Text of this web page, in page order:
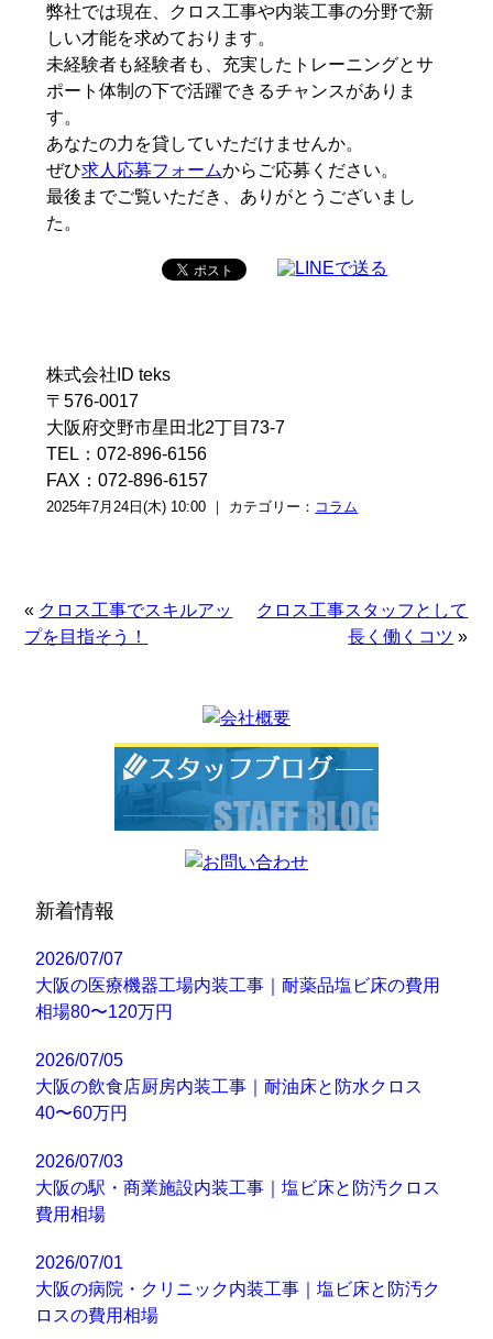
弊社では現在、クロス工事や内装工事の分野で新
しい才能を求めております。
未経験者も経験者も、充実したトレーニングとサ
ポート体制の下で活躍できるチャンスがありま
す。
あなたの力を貸していただけませんか。
ぜひ求人応募フォームからご応募ください。
最後までご覧いただき、ありがとうございまし
た。
株式会社ID teks
〒576-0017
大阪府交野市星田北2丁目73-7
TEL：072-896-6156
FAX：072-896-6157
2025年7月24日(木) 10:00 ｜ カテゴリー： コラム
« クロス工事でスキルアッ
プを目指そう！
クロス工事スタッフとして
長く働くコツ »
新着情報
2026/07/07
大阪の医療機器工場内装工事｜耐薬品塩ビ床の費用
相場80〜120万円
2026/07/05
大阪の飲食店厨房内装工事｜耐油床と防水クロス
40〜60万円
2026/07/03
大阪の駅・商業施設内装工事｜塩ビ床と防汚クロス
費用相場
2026/07/01
大阪の病院・クリニック内装工事｜塩ビ床と防汚ク
ロスの費用相場